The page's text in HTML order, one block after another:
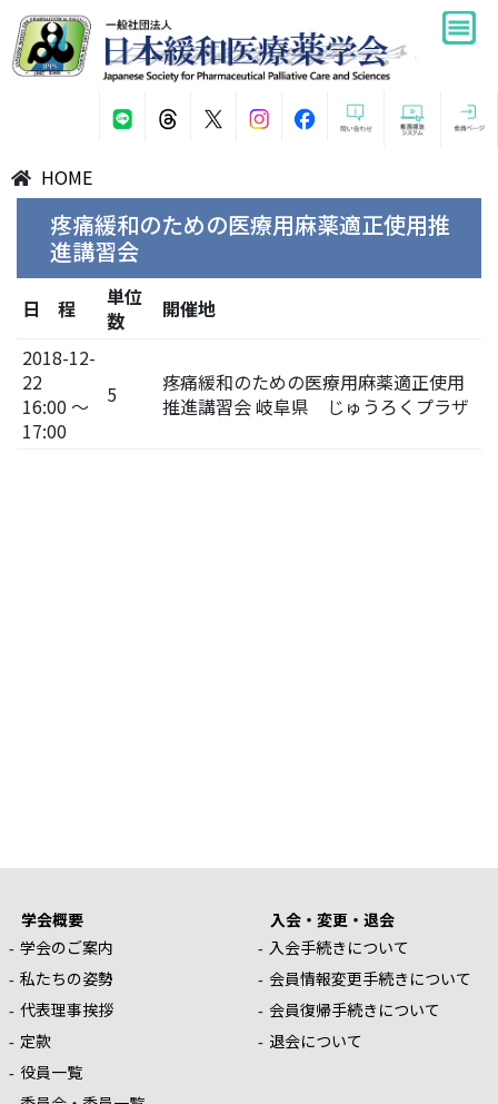
HOME
疼痛緩和のための医療用麻薬適正使用推
進講習会
日 程
単位
数
開催地
2018-12-
22
16:00 ～
17:00
5
疼痛緩和のための医療用麻薬適正使用
推進講習会 岐阜県 じゅうろくプラザ
学会概要
学会のご案内
私たちの姿勢
代表理事挨拶
定款
役員一覧
入会・変更・退会
入会手続きについて
会員情報変更手続きについて
会員復帰手続きについて
退会について